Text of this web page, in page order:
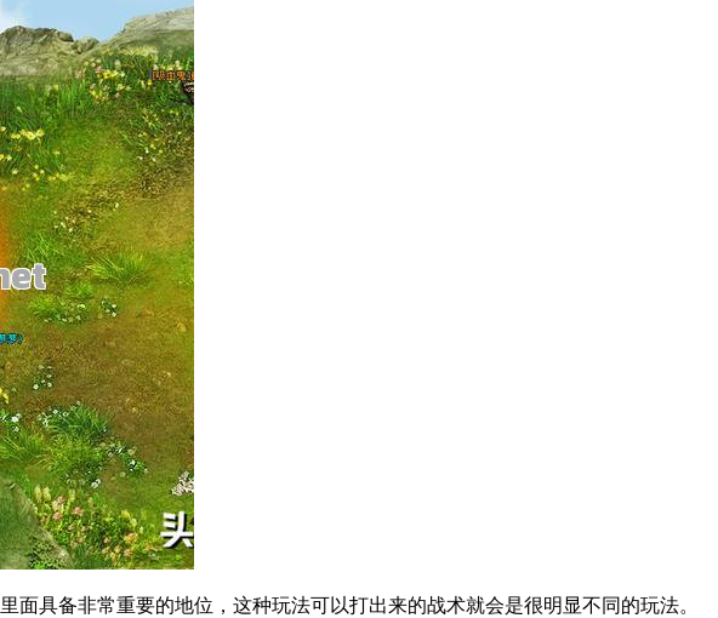
具备非常重要的地位，这种玩法可以打出来的战术就会是很明显不同的玩法。